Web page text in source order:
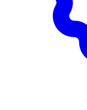
Nucifera
Dimethicone
Chloride,